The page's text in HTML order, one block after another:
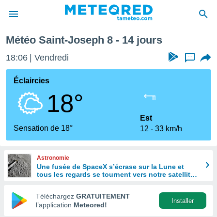
de
en
Météo Saint-Joseph 8 - 14 jours
18:06 Vendredi ...
Éclaircies
18°
Sensation de 18°
Est
12
33 km/h
Astronomie
Une fusée de SpaceX s’écrase sur la Lune et
tous les regards se tournent vers notre satellite à
Téléchargez GRATUITEMENT
l’application Meteored!
Installer